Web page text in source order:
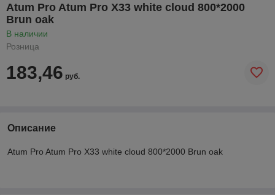
Atum Pro Atum Pro Х33 white cloud 800*2000
Brun oak
В наличии
Розница
183,46 руб.
Описание
Atum Pro Atum Pro Х33 white cloud 800*2000 Brun oak